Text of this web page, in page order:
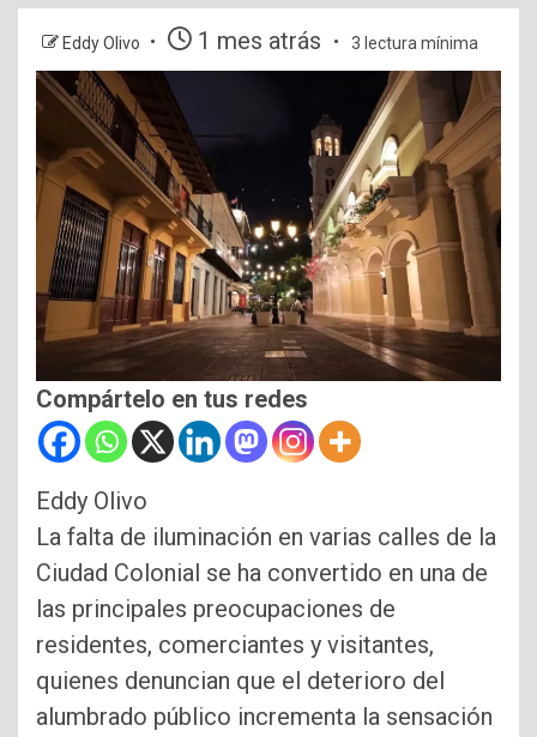
Eddy Olivo 1 mes atrás 3 lectura mínima
Compártelo en tus redes
Eddy Olivo
La falta de iluminación en varias calles de la
Ciudad Colonial se ha convertido en una de
las principales preocupaciones de
residentes, comerciantes y visitantes,
quienes denuncian que el deterioro del
alumbrado público incrementa la sensación